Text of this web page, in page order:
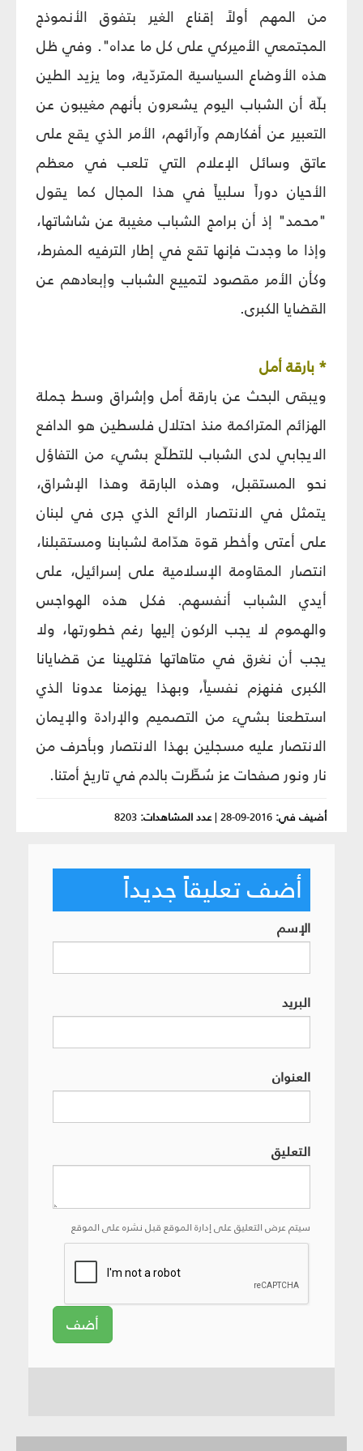
من المهم أولاً إقناع الغير بتفوق الأنموذج
المجتمعي الأميركي على كل ما عداه". وفي ظل
هذه الأوضاع السياسية المتردّية، وما يزيد الطين
بلّة أن الشباب اليوم يشعرون بأنهم مغيبون عن
التعبير عن أفكارهم وآرائهم، الأمر الذي يقع على
عاتق وسائل الإعلام التي تلعب في معظم
الأحيان دوراً سلبياً في هذا المجال كما يقول
"محمد" إذ أن برامج الشباب مغيبة عن شاشاتها،
وإذا ما وجدت فإنها تقع في إطار الترفيه المفرط،
وكأن الأمر مقصود لتمييع الشباب وإبعادهم عن
القضايا الكبرى.
* بارقة أمل‏
ويبقى البحث عن بارقة أمل وإشراق وسط جملة
الهزائم المتراكمة منذ احتلال فلسطين هو الدافع
الايجابي لدى الشباب للتطلّع بشي‏ء من التفاؤل
نحو المستقبل، وهذه البارقة وهذا الإشراق،
يتمثل في الانتصار الرائع الذي جرى في لبنان
على أعتى وأخطر قوة هدّامة لشبابنا ومستقبلنا،
انتصار المقاومة الإسلامية على إسرائيل، على
أيدي الشباب أنفسهم. فكل هذه الهواجس
والهموم لا يجب الركون إليها رغم خطورتها، ولا
يجب أن نغرق في متاهاتها فتلهينا عن قضايانا
الكبرى فنهزم نفسياً، وبهذا يهزمنا عدونا الذي
استطعنا بشي‏ء من التصميم والإرادة والإيمان
الانتصار عليه مسجلين بهذا الانتصار وبأحرف من
نار ونور صفحات عز سُطِّرت بالدم في تاريخ أمتنا.
أضيف في: 2016-09-28
|عدد المشاهدات: 8203
أضف تعليقاً جديداً
الإسم
البريد
العنوان
التعليق
سيتم عرض التعليق على إدارة الموقع قبل نشره على الموقع
أضف